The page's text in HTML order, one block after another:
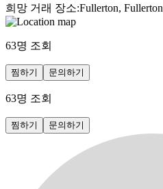
희망 거래 장소:Fullerton, Fullerton
63명 조회
찜하기 문의하기
63명 조회
찜하기 문의하기